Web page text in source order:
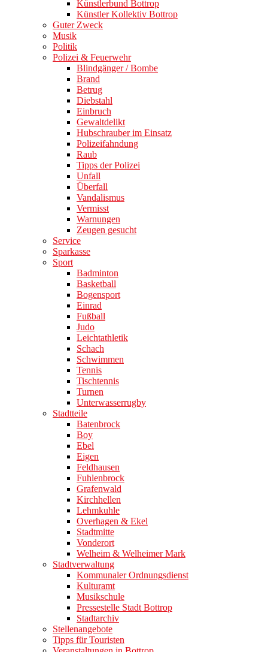
Künstlerbund Bottrop
Künstler Kollektiv Bottrop
Guter Zweck
Musik
Politik
Polizei & Feuerwehr
Blindgänger / Bombe
Brand
Betrug
Diebstahl
Einbruch
Gewaltdelikt
Hubschrauber im Einsatz
Polizeifahndung
Raub
Tipps der Polizei
Unfall
Überfall
Vandalismus
Vermisst
Warnungen
Zeugen gesucht
Service
Sparkasse
Sport
Badminton
Basketball
Bogensport
Einrad
Fußball
Judo
Leichtathletik
Schach
Schwimmen
Tennis
Tischtennis
Turnen
Unterwasserrugby
Stadtteile
Batenbrock
Boy
Ebel
Eigen
Feldhausen
Fuhlenbrock
Grafenwald
Kirchhellen
Lehmkuhle
Overhagen & Ekel
Stadtmitte
Vonderort
Welheim & Welheimer Mark
Stadtverwaltung
Kommunaler Ordnungsdienst
Kulturamt
Musikschule
Pressestelle Stadt Bottrop
Stadtarchiv
Stellenangebote
Tipps für Touristen